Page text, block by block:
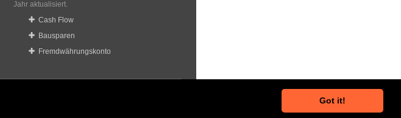
Got it!
Jahr aktualisiert.
Cash Flow
Bausparen
Fremdwährungskonto